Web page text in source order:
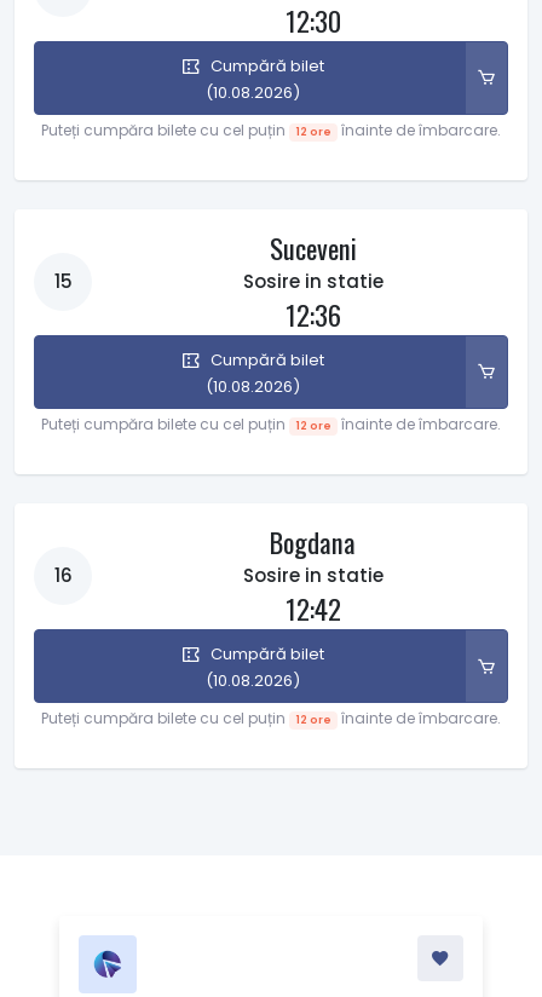
12:30
Cumpără bilet
(10.08.2026)
Puteți cumpăra bilete cu cel puțin 12 ore înainte de îmbarcare.
15
Suceveni
Sosire in statie
12:36
Cumpără bilet
(10.08.2026)
Puteți cumpăra bilete cu cel puțin 12 ore înainte de îmbarcare.
16
Bogdana
Sosire in statie
12:42
Cumpără bilet
(10.08.2026)
Puteți cumpăra bilete cu cel puțin 12 ore înainte de îmbarcare.